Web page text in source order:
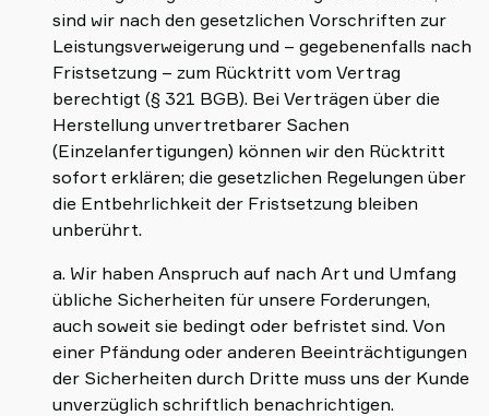
sind wir nach den gesetzlichen Vorschriften zur
Leistungsverweigerung und – gegebenenfalls nach
Fristsetzung – zum Rücktritt vom Vertrag
berechtigt (§ 321 BGB). Bei Verträgen über die
Herstellung unvertretbarer Sachen
(Einzelanfertigungen) können wir den Rücktritt
sofort erklären; die gesetzlichen Regelungen über
die Entbehrlichkeit der Fristsetzung bleiben
unberührt.
a. Wir haben Anspruch auf nach Art und Umfang
übliche Sicherheiten für unsere Forderungen,
auch soweit sie bedingt oder befristet sind. Von
einer Pfändung oder anderen Beeinträchtigungen
der Sicherheiten durch Dritte muss uns der Kunde
unverzüglich schriftlich benachrichtigen.